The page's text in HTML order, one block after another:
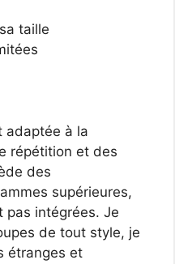
taille
adaptée à la
répétition et des
des
supérieures,
pas intégrées. Je
de tout style, je
étranges et